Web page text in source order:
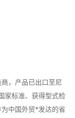
，产品已出口至尼
家标准、获得型式检
中国外贸*发达的省